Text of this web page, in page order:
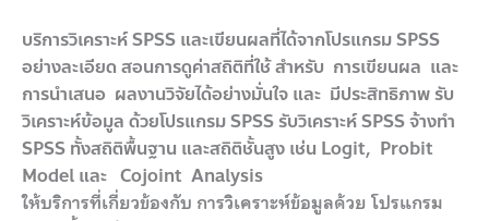
บริการวิเคราะห์ SPSS และเขียนผลที่ได้จากโปรแกรม SPSS
อย่างละเอียด สอนการดูค่าสถิติที่ใช้ สำหรับ การเขียนผล และ
การนำเสนอ ผลงานวิจัยได้อย่างมั่นใจ และ มีประสิทธิภาพ รับ
วิเคราะห์ข้อมูล ด้วยโปรแกรม SPSS รับวิเคราะห์ SPSS จ้างทำ
SPSS ทั้งสถิติพื้นฐาน และสถิติชั้นสูง เช่น Logit, Probit
Model และ Cojoint Analysis
ให้บริการที่เกี่ยวข้องกับ การวิเคราะห์ข้อมูลด้วย โปรแกรม